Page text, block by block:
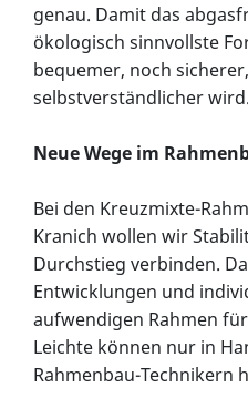
genau. Damit das
ökologisch sinnvollste
bequemer, noch
selbstverständlicher wird.
Neue Wege im
Bei den Kreuzmixte-
Kranich wollen wir
Durchstieg verbinden.
Entwicklungen und
aufwendigen Rahmen
Leichte können nur in
Rahmenbau-Technikern